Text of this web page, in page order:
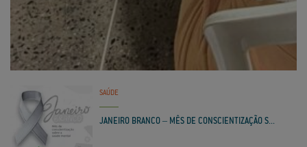
SAÚDE
JANEIRO BRANCO – MÊS DE CONSCIENTIZAÇÃO S...